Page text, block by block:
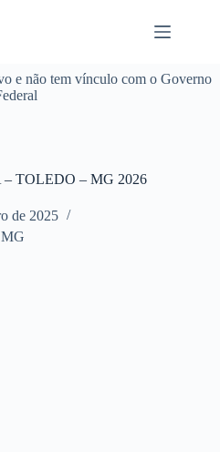
e não tem vínculo com o Governo
TOLEDO – MG 2026
de 2025